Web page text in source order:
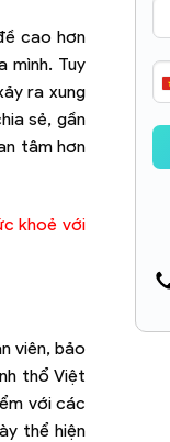
cao hơn
mình. Tuy
ra xung
sẻ, gần
tâm hơn
khoẻ với
viên, bảo
thổ Việt
với các
thể hiện